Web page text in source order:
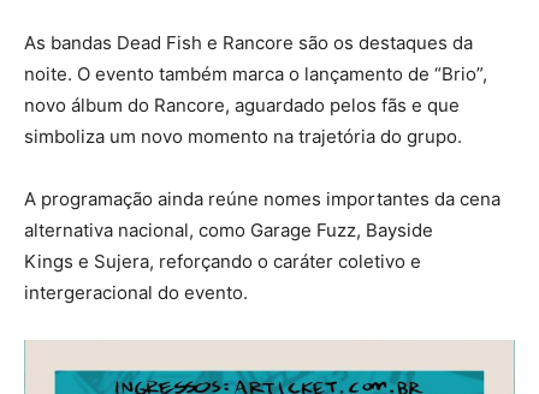
As bandas Dead Fish e Rancore são os destaques da
noite. O evento também marca o lançamento de “Brio”,
novo álbum do Rancore, aguardado pelos fãs e que
simboliza um novo momento na trajetória do grupo.
A programação ainda reúne nomes importantes da cena
alternativa nacional, como Garage Fuzz, Bayside
Kings e Sujera, reforçando o caráter coletivo e
intergeracional do evento.